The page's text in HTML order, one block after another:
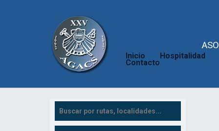
Inicio Hospitalidad
Contacto